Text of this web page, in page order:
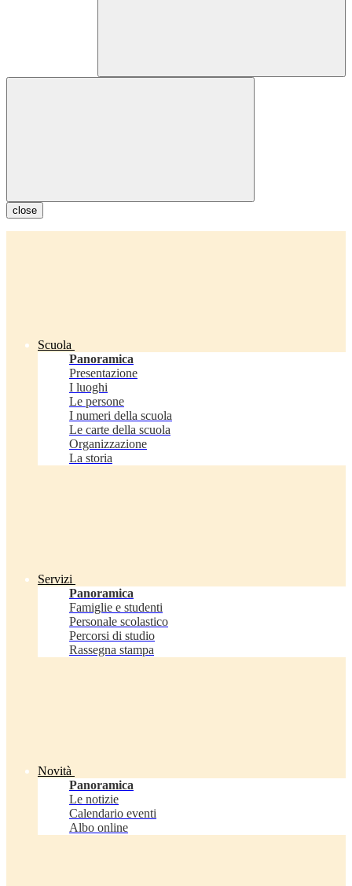
close
Scuola
Panoramica
Presentazione
I luoghi
Le persone
I numeri della scuola
Le carte della scuola
Organizzazione
La storia
Servizi
Panoramica
Famiglie e studenti
Personale scolastico
Percorsi di studio
Rassegna stampa
Novità
Panoramica
Le notizie
Calendario eventi
Albo online